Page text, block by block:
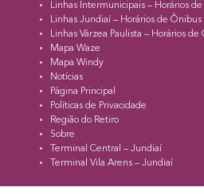
Linhas Intermunicipais – Horários
Linhas Jundiaí – Horários de Ônibus
Linhas Várzea Paulista – Horários de
Mapa Waze
Mapa Windy
Notícias
Página Principal
Políticas de Privacidade
Região do Retiro
Sobre
Terminal Central – Jundiaí
Terminal Vila Arens – Jundiaí